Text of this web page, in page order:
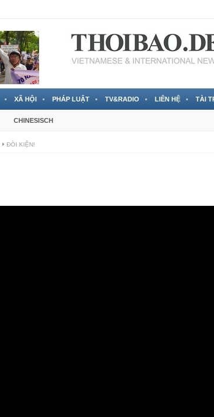
XÃ HỘI PHÁP LUẬT TV&RADIO LIÊN HỆ TÀI
CHINESISCH
ĐÒI KIỆN!